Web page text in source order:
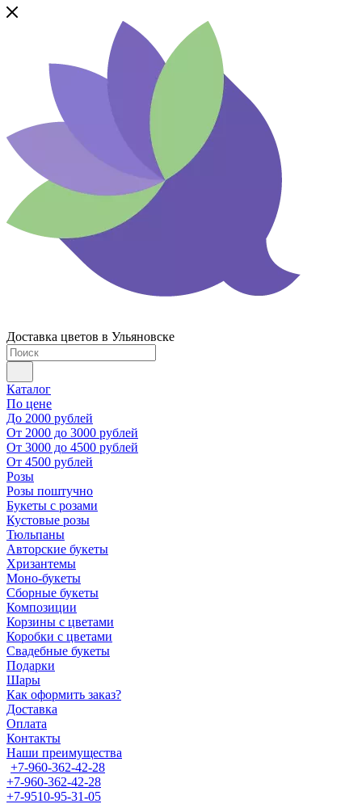
Доставка цветов в Ульяновске
Каталог
По цене
До 2000 рублей
От 2000 до 3000 рублей
От 3000 до 4500 рублей
От 4500 рублей
Розы
Розы поштучно
Букеты с розами
Кустовые розы
Тюльпаны
Авторские букеты
Хризантемы
Моно-букеты
Сборные букеты
Композиции
Корзины с цветами
Коробки с цветами
Свадебные букеты
Подарки
Шары
Как оформить заказ?
Доставка
Оплата
Контакты
Наши преимущества
+7-960-362-42-28
+7-960-362-42-28
+7-9510-95-31-05